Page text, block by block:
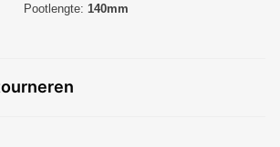
Pootlengte: 140mm